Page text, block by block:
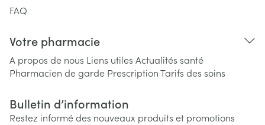
FAQ
Votre pharmacie
A propos de nous Liens utiles Actualités santé
Pharmacien de garde PrescriptionTarifs des soins
Bulletin d’information
Restez informé des nouveaux produits et promotions